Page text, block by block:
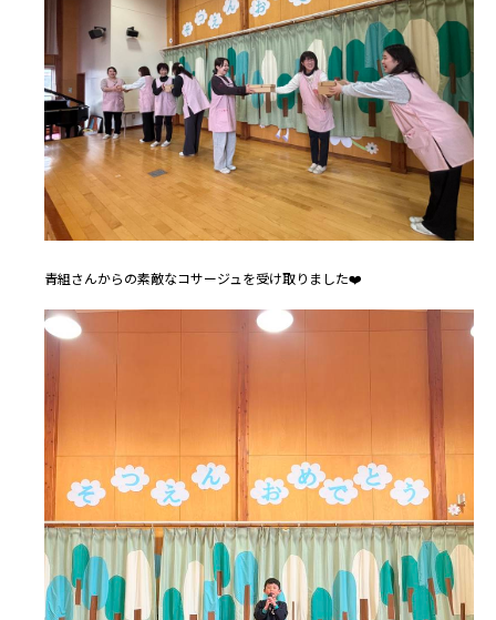
青組さんからの素敵なコサージュを受け取りました❤️